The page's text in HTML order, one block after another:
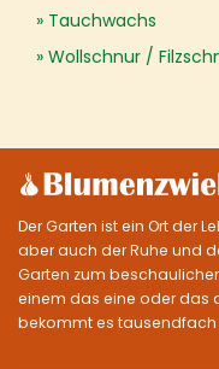
Tauchwachs
Wollschnur /
Der Garten ist ein Ort der
aber auch der Ruhe und
Garten zum
einem das eine oder das
bekommt es tausendfach